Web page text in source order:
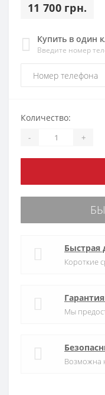
11 700 грн.
Купить в один
Введите номер
Количество:
- +
Быстрая
Короткие
Мы
Возможна